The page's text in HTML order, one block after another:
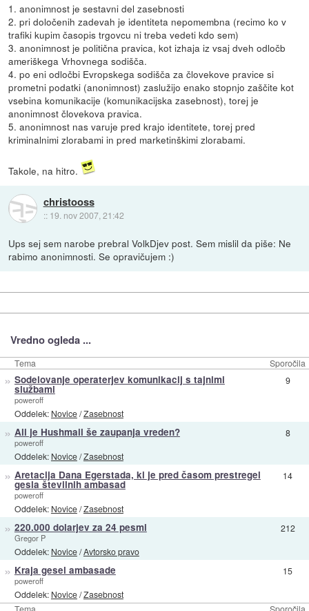
1. anonimnost je sestavni del zasebnosti
2. pri določenih zadevah je identiteta nepomembna (recimo ko v
trafiki kupim časopis trgovcu ni treba vedeti kdo sem)
3. anonimnost je politična pravica, kot izhaja iz vsaj dveh odločb
ameriškega Vrhovnega sodišča.
4. po eni odločbi Evropskega sodišča za človekove pravice si
prometni podatki (anonimnost) zaslužijo enako stopnjo zaščite kot
vsebina komunikacije (komunikacijska zasebnost), torej je
anonimnost človekova pravica.
5. anonimnost nas varuje pred krajo identitete, torej pred
kriminalnimi zlorabami in pred marketinškimi zlorabami.
Takole, na hitro.
christooss
:: 19. nov 2007, 21:42
Ups sej sem narobe prebral VolkDjev post. Sem mislil da piše: Ne
rabimo anonimnosti. Se opravičujem :)
Vredno ogleda ...
Tema Sporočila
» Sodelovanje operaterjev komunikacij s tajnimi
službami
poweroff
Oddelek: Novice/Zasebnost
9
» Ali je Hushmail še zaupanja vreden?
poweroff
Oddelek: Novice/Zasebnost
8
» Aretacija Dana Egerstada, ki je pred časom prestregel
gesla številnih ambasad
poweroff
Oddelek: Novice/Zasebnost
14
» 220.000 dolarjev za 24 pesmi
Gregor P
Oddelek: Novice/Avtorsko pravo
212
» Kraja gesel ambasade
poweroff
Oddelek: Novice/Zasebnost
15